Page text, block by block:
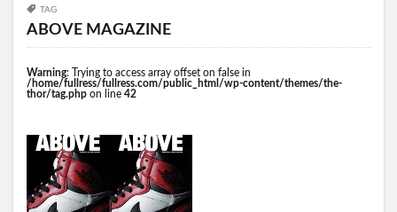
TAG
ABOVE MAGAZINE
Warning: Trying to access array offset on false in
/home/fullress/fullress.com/public_html/wp-content/themes/the-
thor/tag.php on line 42